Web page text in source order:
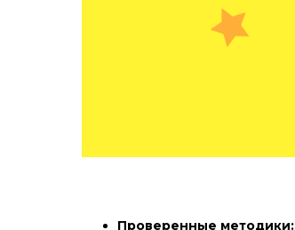
Проверенные методики: